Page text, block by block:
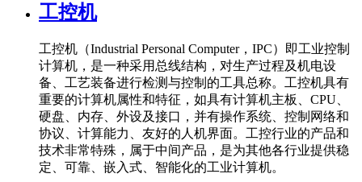
工控机
工控机（Industrial Personal Computer，IPC）即工业控制
计算机，是一种采用总线结构，对生产过程及机电设
备、工艺装备进行检测与控制的工具总称。工控机具有
重要的计算机属性和特征，如具有计算机主板、CPU、
硬盘、内存、外设及接口，并有操作系统、控制网络和
协议、计算能力、友好的人机界面。工控行业的产品和
技术非常特殊，属于中间产品，是为其他各行业提供稳
定、可靠、嵌入式、智能化的工业计算机。